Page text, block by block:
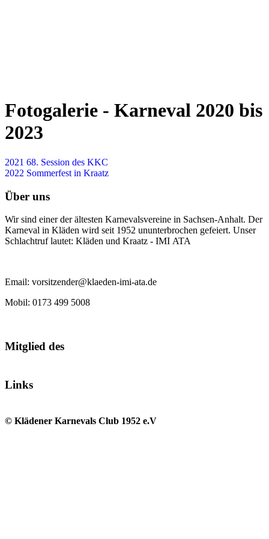
Fotogalerie - Karneval 2020 bis
2023
2021 68. Session des KKC
2022 Sommerfest in Kraatz
Über uns
Wir sind einer der ältesten Karnevalsvereine in Sachsen-Anhalt. Der
Karneval in Kläden wird seit 1952 ununterbrochen gefeiert. Unser
Schlachtruf lautet: Kläden und Kraatz - IMI ATA
Email: vorsitzender@klaeden-imi-ata.de
Mobil: 0173 499 5008
Mitglied des
Links
© Klädener Karnevals Club 1952 e.V